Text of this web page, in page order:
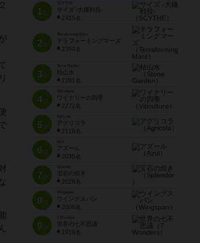
1位
SCYTHE
サイズ -大鎌戦役-
2415名
2位
Terraforming Mars
テラフォーミングマーズ
2394名
3位
Stone Garden
枯山水
2281名
4位
Viticulture
ワイナリーの四季
2272名
5位
Agricola
アグリコラ
2119名
6位
Azul
アズール
2035名
7位
宝石の煌き
2028名
8位
Wingspan
ウイングスパン
2006名
9位
7 Wonders
世界の七不思議
1919名